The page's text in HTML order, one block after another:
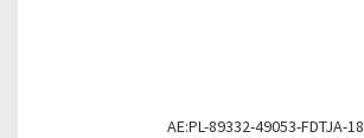
AE:PL-89332-49053-FDTJA-18